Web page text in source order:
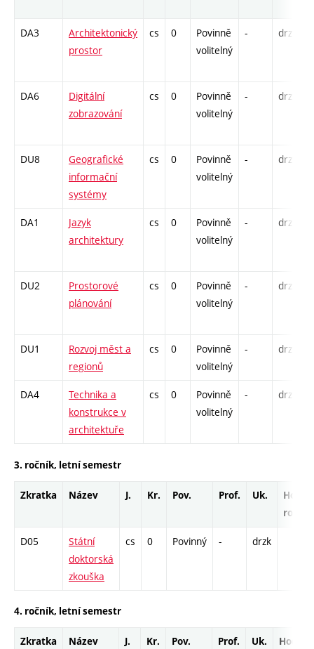
DA3
Architektonický
prostor
cs 0
Povinně
volitelný
- drzk
DA6
Digitální
zobrazování
cs 0
Povinně
volitelný
- drzk
DU8
Geografické
informační
systémy
cs 0
Povinně
volitelný
- drzk
DA1
Jazyk
architektury
cs 0
Povinně
volitelný
- drzk
DU2
Prostorové
plánování
cs 0
Povinně
volitelný
- drzk
DU1
Rozvoj měst a
regionů
cs 0
Povinně
volitelný
- drzk
DA4
Technika a
konstrukce v
architektuře
cs 0
Povinně
volitelný
- drzk
3. ročník, letní semestr
Zkratka Název J. Kr. Pov. Prof. Uk.
Hod.
rozsah
D05
Státní
doktorská
zkouška
cs 0 Povinný - drzk
4. ročník, letní semestr
Zkratka Název J. Kr. Pov. Prof. Uk.
Hod.